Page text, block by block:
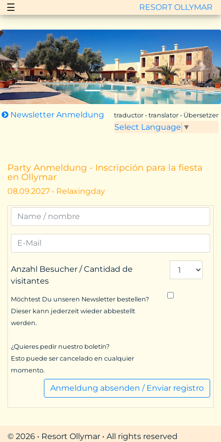
☰ RESORT OLLYMAR
Zurück Vor
Newsletter Anmeldung traductor • translator • Übersetzer
Select Language ▼
Party Anmeldung - Inscripción para la fiesta
en Ollymar
08.09.2027 • Relaxingday
Anzahl Besucher / Cantidad de
visitantes
Möchtest Du unseren Newsletter bestellen?
Dieser kann jederzeit wieder abbestellt
werden.
¿Quieres pedir nuestro boletín?
Esto puede ser cancelado en cualquier
momento.
Anmeldung absenden / Enviar registro
© 2026 • Resort Ollymar • All rights reserved